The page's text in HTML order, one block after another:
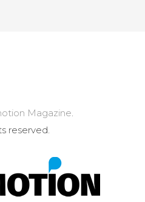
Magazine
reserved.